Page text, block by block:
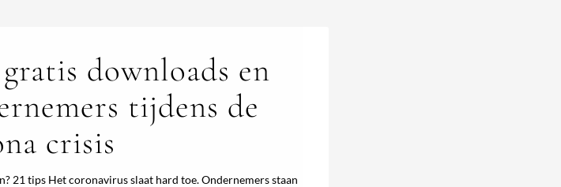
downloads en
tijdens de
crisis
21 tips Het coronavirus slaat hard toe. Ondernemers staan